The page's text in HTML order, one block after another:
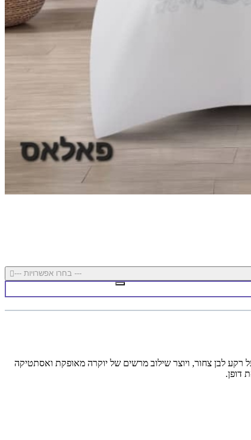
--- בחרו אפשרויות ---
רקע לבן צחור, ויוצר שילוב מרשים של יוקרה מאופקת ואסתטיקה